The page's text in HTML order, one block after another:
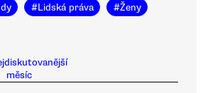
#Lidská práva #Ženy
měsíc